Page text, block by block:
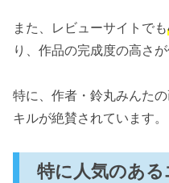
また、レビューサイトでも
り、作品の完成度の高さが
特に、作者・鈴丸みんた
キルが絶賛されています。
特に人気のあ